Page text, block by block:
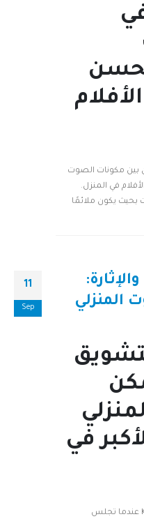
بين مكونات الصوت
في المنزل.
بحيث يكون ملائمًا
11
Sep
المنزلي
في
Klipsch-PRO-1000SW-In-Wall-Subwoofer عندما تجلس